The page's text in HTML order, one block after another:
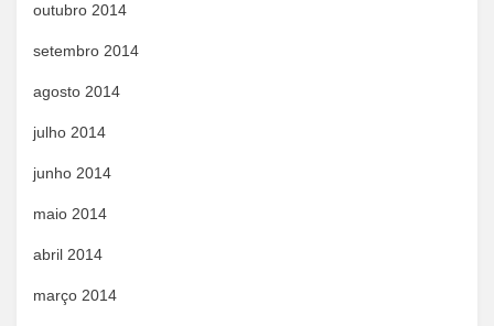
outubro 2014
setembro 2014
agosto 2014
julho 2014
junho 2014
maio 2014
abril 2014
março 2014